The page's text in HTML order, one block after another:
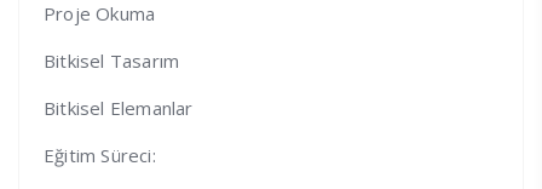
Proje Okuma
Bitkisel Tasarım
Bitkisel Elemanlar
Eğitim Süreci: